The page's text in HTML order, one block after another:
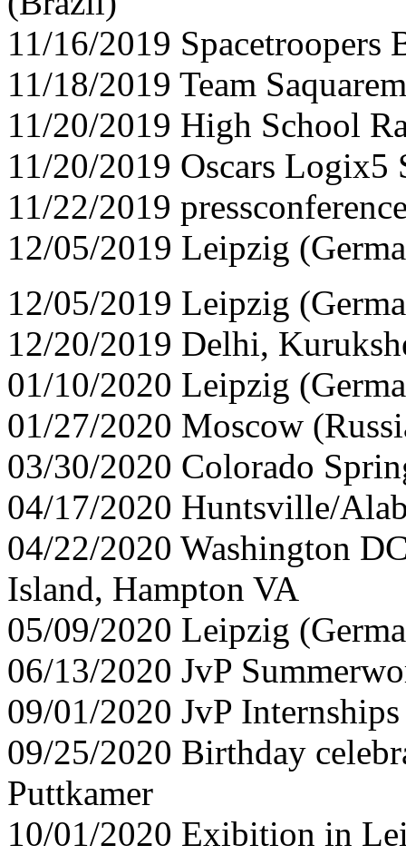
11/16/2019 Spacetroopers
11/18/2019 Team
11/20/2019 High School
11/20/2019 Oscars
11/22/2019
12/05/2019 Leipzig
12/05/2019 Leipzig
12/20/2019 Delhi,
01/10/2020 Leipzig
01/27/2020 Moscow
03/30/2020 Colorado
04/17/2020 Huntsville/
04/22/2020 Washington
Island, Hampton VA
05/09/2020 Leipzig
06/13/2020 JvP
09/01/2020 JvP
09/25/2020 Birthday
Puttkamer
10/01/2020 Exibition in